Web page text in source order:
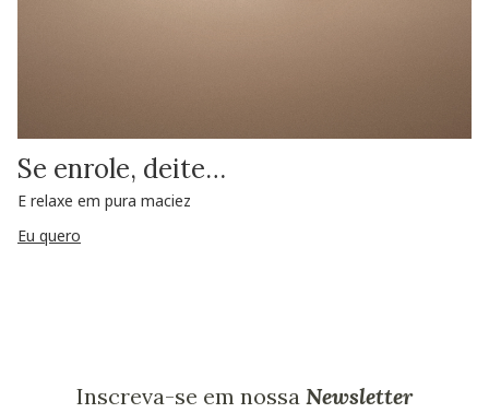
Se enrole, deite…
E relaxe em pura maciez
Eu quero
Inscreva-se em nossa Newsletter